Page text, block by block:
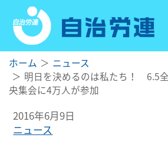
ホーム
ニュース
明日を決めるのは私たち！ 6.5
央集会に4万人が参加
2016年6月9日
ニュース